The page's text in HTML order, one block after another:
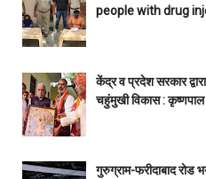
people with drug
केंद्र व प्रदेश सरकार
चहुंमुखी विकास : कृष्णपाल
गुरुग्राम-फरीदाबाद रोड